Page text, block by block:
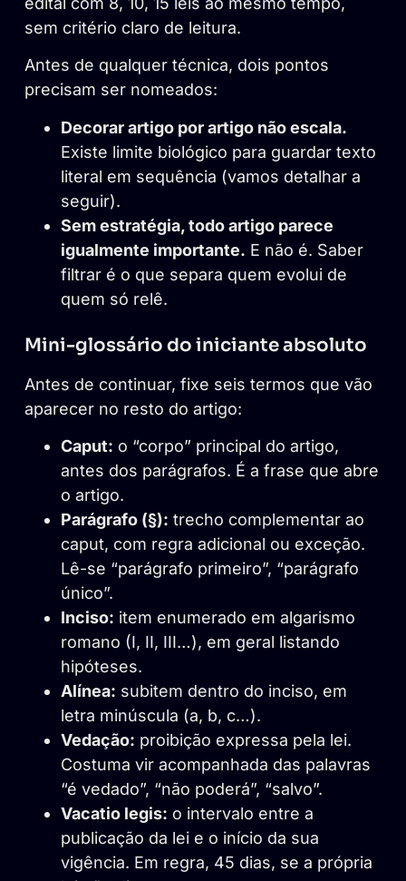
sem critério claro de leitura.
Antes de qualquer técnica, dois pontos
precisam ser nomeados:
Decorar artigo por artigo não escala.
Existe limite biológico para guardar texto
literal em sequência (vamos detalhar a
seguir).
Sem estratégia, todo artigo parece
igualmente importante. E não é. Saber
filtrar é o que separa quem evolui de
quem só relê.
Mini-glossário do iniciante absoluto
Antes de continuar, fixe seis termos que vão
aparecer no resto do artigo:
Caput: o “corpo” principal do artigo,
antes dos parágrafos. É a frase que abre
o artigo.
Parágrafo (§): trecho complementar ao
caput, com regra adicional ou exceção.
Lê-se “parágrafo primeiro”, “parágrafo
único”.
Inciso: item enumerado em algarismo
romano (I, II, III…), em geral listando
hipóteses.
Alínea: subitem dentro do inciso, em
letra minúscula (a, b, c…).
Vedação: proibição expressa pela lei.
Costuma vir acompanhada das palavras
“é vedado”, “não poderá”, “salvo”.
Vacatio legis: o intervalo entre a
publicação da lei e o início da sua
vigência. Em regra, 45 dias, se a própria